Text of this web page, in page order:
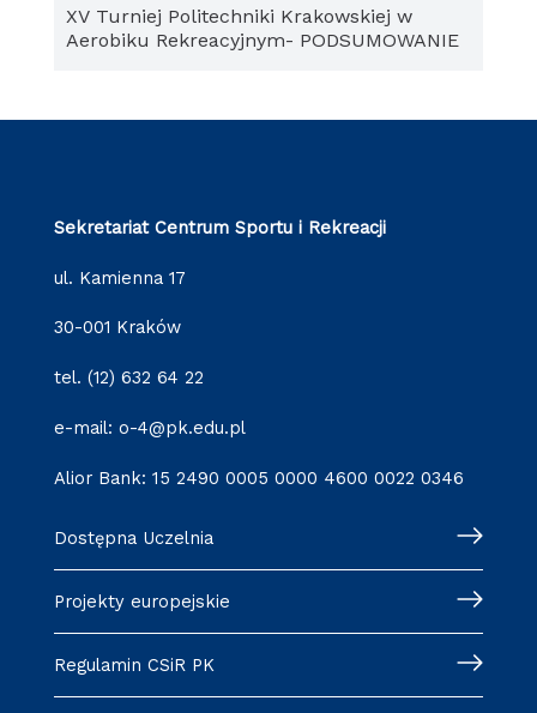
XV Turniej Politechniki Krakowskiej w
Aerobiku Rekreacyjnym- PODSUMOWANIE
Sekretariat Centrum Sportu i Rekreacji
ul. Kamienna 17
30-001 Kraków
tel. (12) 632 64 22
e-mail: o-4@pk.edu.pl
Alior Bank: 15 2490 0005 0000 4600 0022 0346
Dostępna Uczelnia
Projekty europejskie
Regulamin CSiR PK